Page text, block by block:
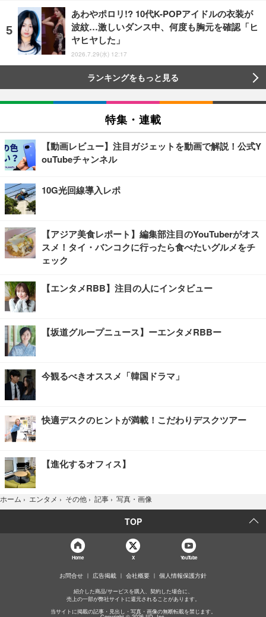
あわやポロリ!? 10代K-POPアイドルの衣装が
波紋…激しいダンス中、何度も胸元を確認「ヒ
ヤヒヤした」
2026.7.29(水) 12:17
ランキングをもっと見る
特集・連載
【動画レビュー】注目ガジェットを動画で解説！公式Y
ouTubeチャンネル
10G光回線導入レポ
【アジア美食レポート】編集部注目のYouTuberがオス
スメ！タイ・バンコクに行ったら食べたいグルメをチ
ェック
【エンタメRBB】注目の人にインタビュー
【坂道グループニュース】ーエンタメRBBー
今観るべきオススメ「韓国ドラマ」
快適デスクのヒントが満載！こだわりデスクツアー
【進化するオフィス】
ホーム › エンタメ › その他 › 記事 › 写真・画像
TOP
Home X YouTube
お問合せ 広告掲載 会社概要 個人情報保護方針
紹介した商品/サービスを購入、契約した場合に、
売上の一部が弊社サイトに還元されることがあります。
当サイトに掲載の記事・見出し・写真・画像の無断転載を禁じます。